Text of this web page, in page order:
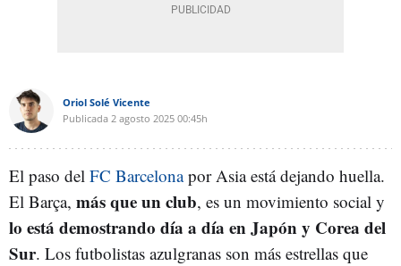
Oriol Solé Vicente
Publicada 2 agosto 2025 00:45h
El paso del FC Barcelonapor Asia está dejando huella.
El Barça, más que un club, es un movimiento social y
lo está demostrando día a día en Japón y Corea del
Sur. Los futbolistas azulgranas son más estrellas que